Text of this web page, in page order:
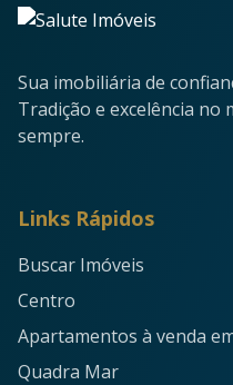
Sua imobiliária de
Tradição e excelência no
sempre.
Links Rápidos
Buscar Imóveis
Centro
Apartamentos à venda
Quadra Mar